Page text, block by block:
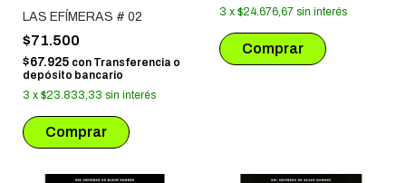
LAS EFÍMERAS # 02
$71.500
$67.925 con Transferencia o
depósito bancario
3 x $23.833,33 sin interés
3 x $24.676,67 sin interés